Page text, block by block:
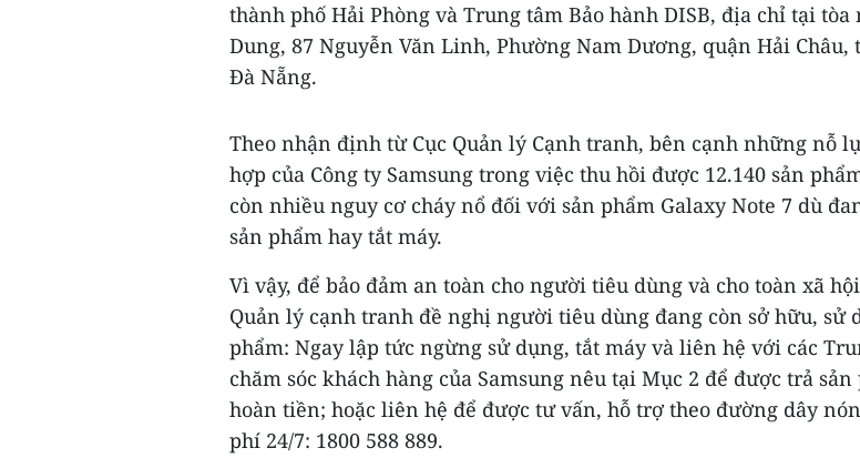
thành phố Hải Phòng và Trung tâm Bảo hành DISB, địa chỉ tại ​tòa
Dung, 87 Nguyễn Văn Linh, Phường Nam Dương, quận Hải Châu,
Đà Nẵng.
Theo nhận định từ Cục Quản lý Cạnh tranh, bên cạnh những nỗ
hợp của Công ty Samsung trong việc thu hồi được 12.140 sản
còn nhiều nguy cơ cháy nổ đối với sản phẩm Galaxy Note 7 dù
sản phẩm hay tắt máy.
Vì vậy, để bảo đảm an toàn cho người tiêu dùng và cho toàn xã
Quản lý cạnh tranh đề nghị người tiêu dùng đang còn sở hữu, sử
phẩm: Ngay lập tức ngừng sử dụng, tắt máy và liên hệ với các
chăm sóc khách hàng của Samsung nêu tại Mục 2 để được trả sản
hoàn tiền; hoặc liên hệ để được tư vấn, hỗ trợ theo đường dây
phí 24/7: 1800 588 889.